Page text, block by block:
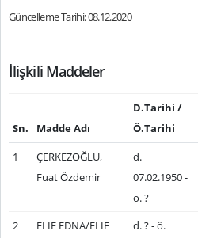
Güncelleme Tarihi: 08.12.2020
İlişkili Maddeler
Sn. Madde Adı
D.Tarihi /
Ö.Tarihi
1
ÇERKEZOĞLU,
Fuat Özdemir
d.
07.02.1950 -
ö. ?
2
ELİF EDNA/ELİF
d. ? - ö.